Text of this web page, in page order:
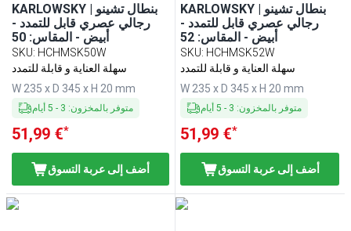
KARLOWSKY | بنطال تشينو
رجالي عصري قابل للتمدد -
أبيض - المقاس: 50
SKU: HCHMSK50W
سهلة العناية و قابلة للتمدد
W 235 x D 345 x H 20 mm
متوفر بالمخزون:
3
-
5 أيام
51,99 €*
أضف إلى عربة التسوق
KARLOWSKY | بنطال تشينو
رجالي عصري قابل للتمدد -
أبيض - المقاس: 52
SKU: HCHMSK52W
سهلة العناية و قابلة للتمدد
W 235 x D 345 x H 20 mm
متوفر بالمخزون:
3
-
5 أيام
51,99 €*
أضف إلى عربة التسوق